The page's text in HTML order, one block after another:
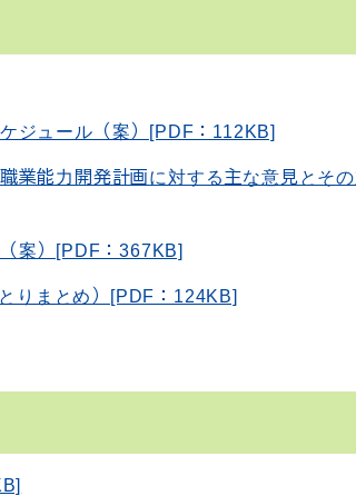
ジュール（案）[PDF：112KB]
業能力開発計画に対する主な意見とそ
案）[PDF：367KB]
りまとめ）[PDF：124KB]